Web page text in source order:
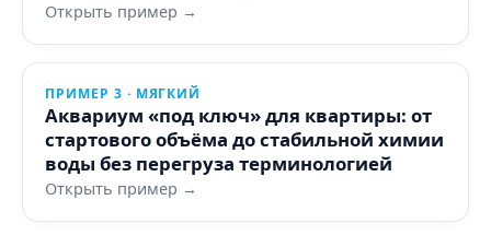
Открыть пример →
ПРИМЕР 3 · МЯГКИЙ
Аквариум «под ключ» для квартиры: от
стартового объёма до стабильной химии
воды без перегруза терминологией
Открыть пример →